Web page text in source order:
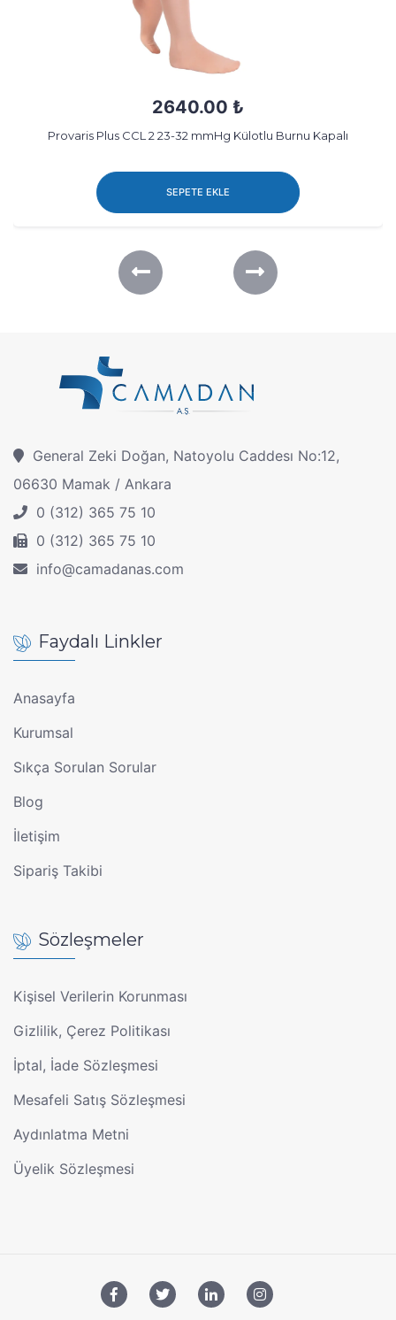
2640.00 ₺
Provaris Plus CCL 2 23-32 mmHg Külotlu Burnu Kapalı
SEPETE EKLE
General Zeki Doğan, Natoyolu Caddesı No:12,
06630 Mamak / Ankara
0 (312) 365 75 10
0 (312) 365 75 10
info@camadanas.com
Faydalı Linkler
Anasayfa
Kurumsal
Sıkça Sorulan Sorular
Blog
İletişim
Sipariş Takibi
Sözleşmeler
Kişisel Verilerin Korunması
Gizlilik, Çerez Politikası
İptal, İade Sözleşmesi
Mesafeli Satış Sözleşmesi
Aydınlatma Metni
Üyelik Sözleşmesi